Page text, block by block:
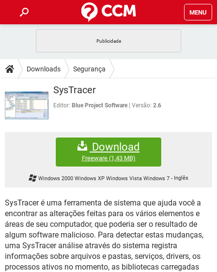
MENU
CELULAR
INSTAGRAM GMAIL
GUIA DE COMPRAS
DICAS
JOGOS
CELULAR
OUTLOOK
JOGOS WHATSAPP
CELULAR
EXCEL
GMAIL
FÓRUM
FACEBOOK
EXCEL
INSTAGRAM GMAIL
WHATSAPP
INSTAGRAM GMAIL
GUIA DE COMPRAS
Downloads Segurança
SysTracer
Editor: Blue Project Software Versão: 2.6
Download
Freeware(1,43 MB)
Windows 2000 Windows XP Windows Vista Windows 7- Inglês
SysTracer é uma ferramenta de sistema que ajuda você a
encontrar as alterações feitas para os vários elementos e
áreas de seu computador, que poderia ser o resultado de
algum software malicioso. Para detectar estas mudanças,
uma SysTracer análise através do sistema registra
informações sobre arquivos e pastas, serviços, drivers, os
processos ativos no momento, as bibliotecas carregadas